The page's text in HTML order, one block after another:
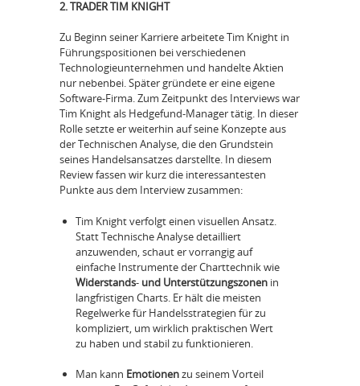
2. TRADER TIM KNIGHT
Zu Beginn seiner Karriere arbeitete Tim Knight in
Führungspositionen bei verschiedenen
Technologieunternehmen und handelte Aktien
nur nebenbei. Später gründete er eine eigene
Software-Firma. Zum Zeitpunkt des Interviews war
Tim Knight als Hedgefund-Manager tätig. In dieser
Rolle setzte er weiterhin auf seine Konzepte aus
der Technischen Analyse, die den Grundstein
seines Handelsansatzes darstellte. In diesem
Review fassen wir kurz die interessantesten
Punkte aus dem Interview zusammen:
Tim Knight verfolgt einen visuellen Ansatz.
Statt Technische Analyse detailliert
anzuwenden, schaut er vorrangig auf
einfache Instrumente der Charttechnik wie
Widerstands- und Unterstützungszonen in
langfristigen Charts. Er hält die meisten
Regelwerke für Handelsstrategien für zu
kompliziert, um wirklich praktischen Wert
zu haben und stabil zu funktionieren.
Man kann Emotionenzu seinem Vorteil